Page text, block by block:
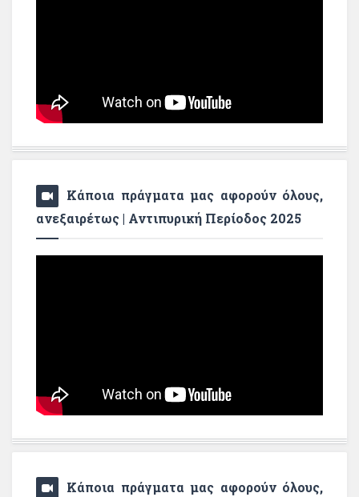
Κάποια πράγματα μας αφορούν όλους,
ανεξαιρέτως | Αντιπυρική Περίοδος 2025
Κάποια πράγματα μας αφορούν όλους,